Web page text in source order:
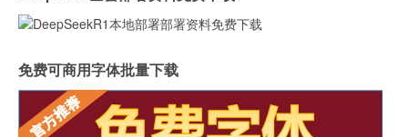
免费可商用字体批量下载